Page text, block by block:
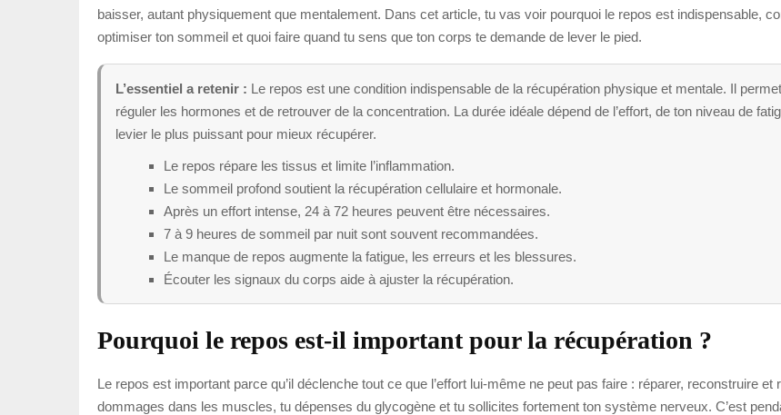
baisser, autant physiquement que mentalement. Dans cet article, tu vas voir pourquoi le repos est indispensable,
optimiser ton sommeil et quoi faire quand tu sens que ton corps te demande de lever le pied.
L’essentiel a retenir : Le repos est une condition indispensable de la récupération physique et mentale. Il
réguler les hormones et de retrouver de la concentration. La durée idéale dépend de l’effort, de ton niveau de
levier le plus puissant pour mieux récupérer.
Le repos répare les tissus et limite l’inflammation.
Le sommeil profond soutient la récupération cellulaire et hormonale.
Après un effort intense, 24 à 72 heures peuvent être nécessaires.
7 à 9 heures de sommeil par nuit sont souvent recommandées.
Le manque de repos augmente la fatigue, les erreurs et les blessures.
Écouter les signaux du corps aide à ajuster la récupération.
Pourquoi le repos est-il important pour la récupération ?
Le repos est important parce qu’il déclenche tout ce que l’effort lui-même ne peut pas faire : réparer, reconstruire
dommages dans les muscles, tu dépenses du glycogène et tu sollicites fortement ton système nerveux. C’est